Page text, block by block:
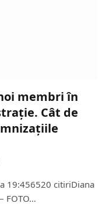
membri în
Cât de
19:456520 citiriDiana
FOTO…